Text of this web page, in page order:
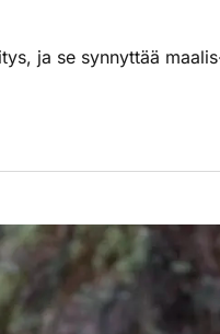
ja se synnyttää